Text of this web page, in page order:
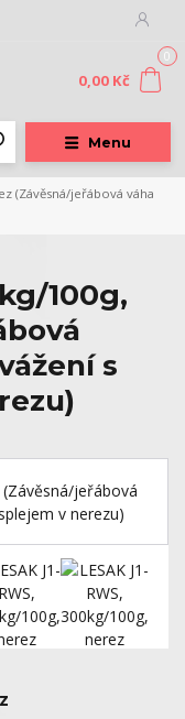
Menu
0
0,00 Kč
(Závěsná/jeřábová váha
100g,
s